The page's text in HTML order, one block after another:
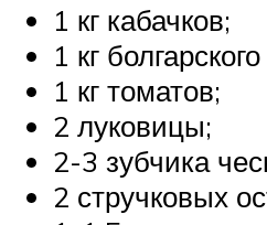
1 кг кабачков;
1 кг
1 кг томатов;
2 луковицы;
2-3 зубчика
2 стручковых